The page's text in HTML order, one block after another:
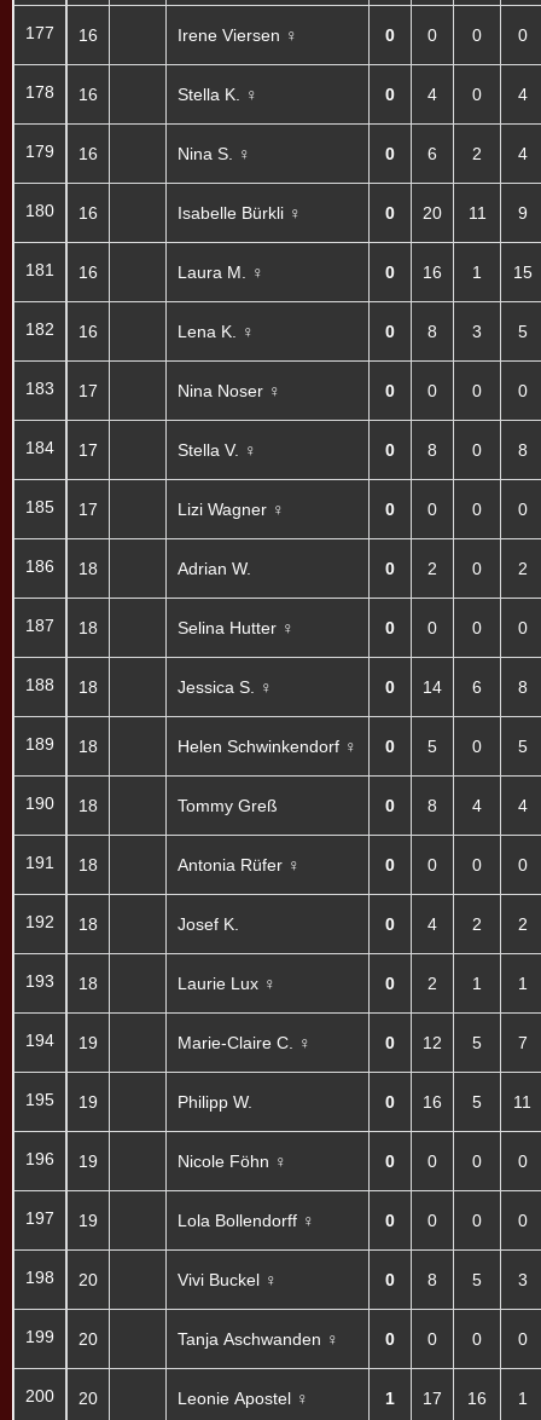
177
178
179
180
181
182
183
184
185
186
187
188
189
190
191
192
193
194
195
196
197
198
199
200
16 Irene Viersen ♀ 0 0 0 0
16 Stella K. ♀ 0 4 0 4
16 Nina S. ♀ 0 6 2 4
16 Isabelle Bürkli ♀ 0 20 11 9
16 Laura M. ♀ 0 16 1 15
16 Lena K. ♀ 0 8 3 5
17 Nina Noser ♀ 0 0 0 0
17 Stella V. ♀ 0 8 0 8
17 Lizi Wagner ♀ 0 0 0 0
18 Adrian W. 0 2 0 2
18 Selina Hutter ♀ 0 0 0 0
18 Jessica S. ♀ 0 14 6 8
18 Helen Schwinkendorf ♀ 0 5 0 5
18 Tommy Greß 0 8 4 4
18 Antonia Rüfer ♀ 0 0 0 0
18 Josef K. 0 4 2 2
18 Laurie Lux ♀ 0 2 1 1
19 Marie-Claire C. ♀ 0 12 5 7
19 Philipp W. 0 16 5 11
19 Nicole Föhn ♀ 0 0 0 0
19 Lola Bollendorff ♀ 0 0 0 0
20 Vivi Buckel ♀ 0 8 5 3
20 Tanja Aschwanden ♀ 0 0 0 0
20 Leonie Apostel ♀ 1 17 16 1